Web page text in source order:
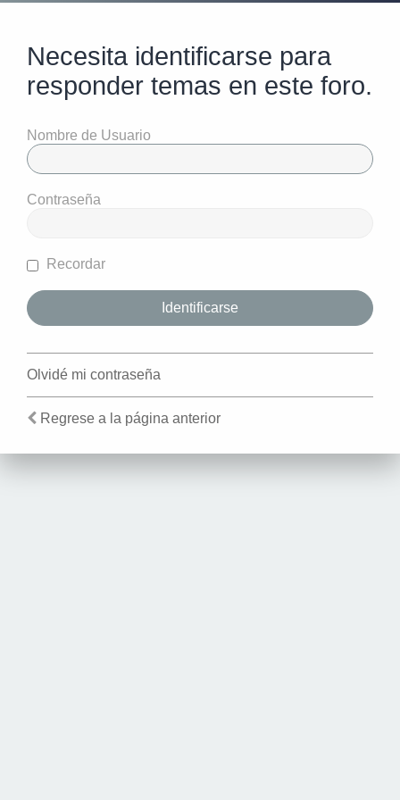
Necesita identificarse para
responder temas en este foro.
Nombre de Usuario
Contraseña
Recordar
Olvidé mi contraseña
Regrese a la página anterior